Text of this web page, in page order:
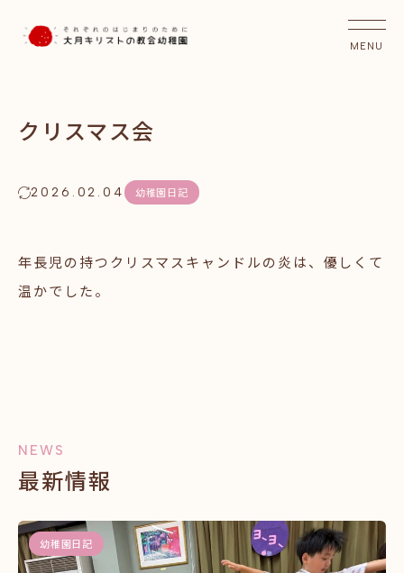
クリスマス会
2026.02.04 幼稚園日記
年長児の持つクリスマスキャンドルの炎は、優しくて
温かでした。
NEWS
最新情報
幼稚園日記